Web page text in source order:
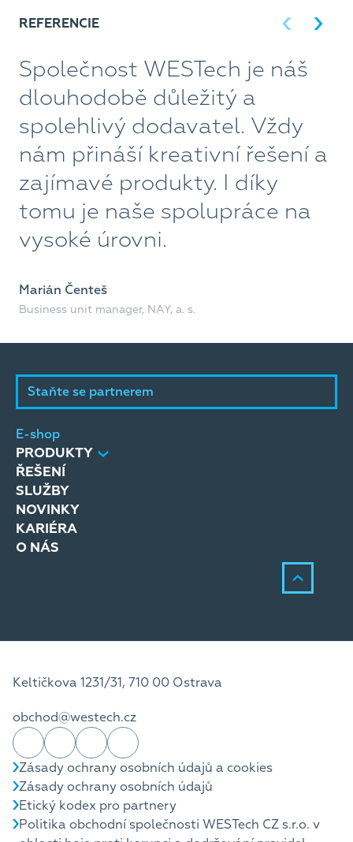
REFERENCIE
Společnost WESTech je náš
dlouhodobě důležitý a
spolehlivý dodavatel. Vždy
nám přináší kreativní řešení a
zajímavé produkty. I díky
tomu je naše spolupráce na
vysoké úrovni.
Marián Čenteš
Business unit manager, NAY, a. s.
Staňte se partnerem
E-shop
PRODUKTY
ŘEŠENÍ
SLUŽBY
NOVINKY
KARIÉRA
O NÁS
Keltičkova 1231/31, 710 00 Ostrava
obchod@westech.cz
Zásady ochrany osobních údajů a cookies
Zásady ochrany osobních údajů
Etický kodex pro partnery
Politika obchodní společnosti WESTech CZ s.r.o. v